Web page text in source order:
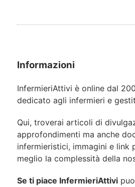
Informazioni
InfermieriAttivi è online dal
dedicato agli infermieri e
Qui, troverai articoli di
approfondimenti ma anche
infermieristici, immagini e link
meglio la complessità della
Se ti piace InfermieriAttivi